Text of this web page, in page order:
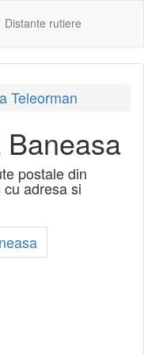
Distante rutiere
Teleorman
postale din
adresa si